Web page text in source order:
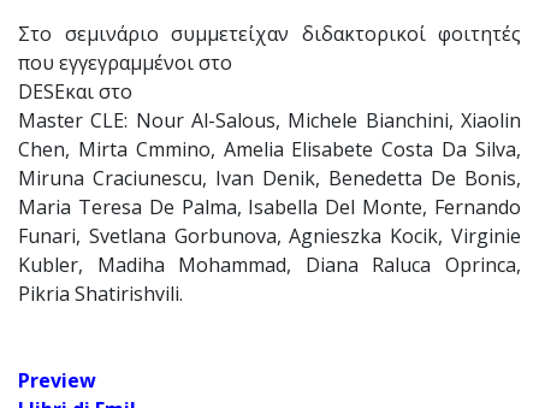
Στο σεμινάριο συμμετείχαν διδακτορικοί φοιτητές
που εγγεγραμμένοι στο
DESEκαι στο
Master CLE: Nour Al-Salous, Michele Bianchini, Xiaolin
Chen, Mirta Cmmino, Amelia Elisabete Costa Da Silva,
Miruna Craciunescu, Ivan Denik, Benedetta De Bonis,
Maria Teresa De Palma, Isabella Del Monte, Fernando
Funari, Svetlana Gorbunova, Agnieszka Kocik, Virginie
Kubler, Madiha Mohammad, Diana Raluca Oprinca,
Pikria Shatirishvili.
Preview